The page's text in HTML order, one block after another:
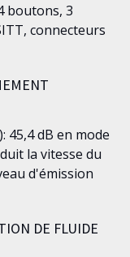
boutons, 3
connecteurs
45,4 dB en mode
la vitesse du
d'émission
DE FLUIDE